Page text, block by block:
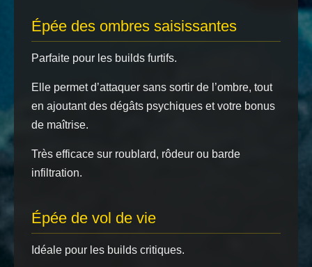
Épée des ombres saisissantes
Parfaite pour les builds furtifs.
Elle permet d’attaquer sans sortir de l’ombre, tout
en ajoutant des dégâts psychiques et votre bonus
de maîtrise.
Très efficace sur roublard, rôdeur ou barde
infiltration.
Épée de vol de vie
Idéale pour les builds critiques.